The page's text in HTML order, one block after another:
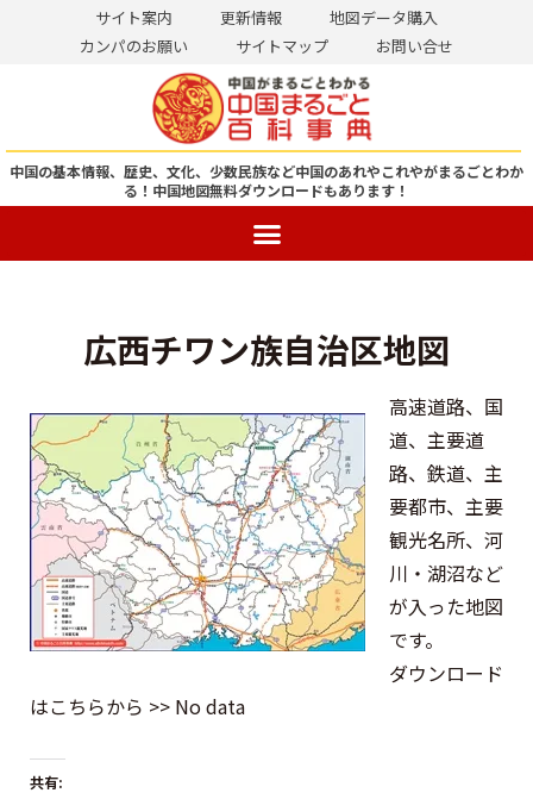
ン
ツ
ス
サイト案内 更新情報
地図データ購入
カンパのお願い
サイトマップ お問い合せ
中国の基本情報、歴史、文化、少数民族など中国のあれやこれやがまるごとわか
る！ 中国地図無料ダウンロードもあります！
広西チワン族自治区地図
高速道路、国
道、主要道
路、鉄道、主
要都市、主要
観光名所、河
川・湖沼など
が入った地図
です。
ダウンロード
はこちらから >> No data
共有: